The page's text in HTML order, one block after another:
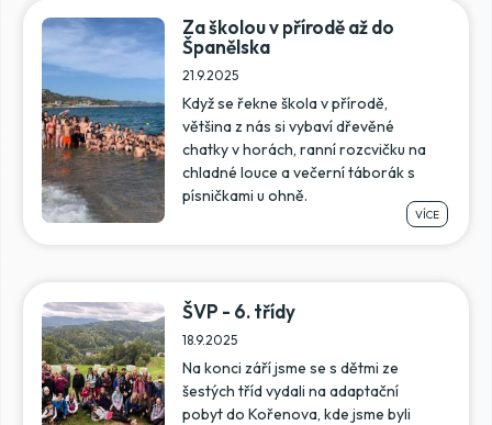
Za školou v přírodě až do
Španělska
21.9.2025
Když se řekne škola v přírodě,
většina z nás si vybaví dřevěné
chatky v horách, ranní rozcvičku na
chladné louce a večerní táborák s
písničkami u ohně.
VÍCE
ŠVP - 6. třídy
18.9.2025
Na konci září jsme se s dětmi ze
šestých tříd vydali na adaptační
pobyt do Kořenova, kde jsme byli